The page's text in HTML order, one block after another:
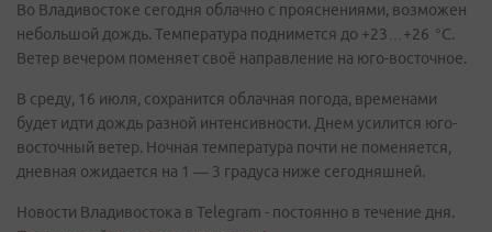
Во Владивостоке сегодня облачно с прояснениями, возможен
небольшой дождь. Температура поднимется до +23…+26 °C.
Ветер вечером поменяет своё направление на юго-восточное.
В среду, 16 июля, сохранится облачная погода, временами
будет идти дождь разной интенсивности. Днем усилится юго-
восточный ветер. Ночная температура почти не поменяется,
дневная ожидается на 1 — 3 градуса ниже сегодняшней.
Новости Владивостока в Telegram - постоянно в течение дня.